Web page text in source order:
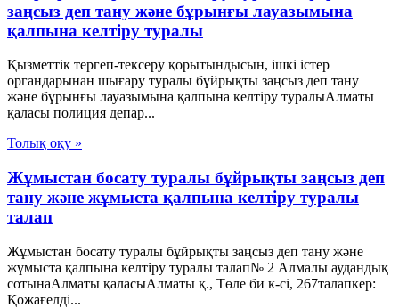
заңсыз деп тану және бұрынғы лауазымына
қалпына келтіру туралы
Қызметтік тергеп-тексеру қорытындысын, ішкі істер
органдарынан шығару туралы бұйрықты заңсыз деп тану
және бұрынғы лауазымына қалпына келтіру туралыАлматы
қаласы полиция депар...
Толық оқу »
Жұмыстан босату туралы бұйрықты заңсыз деп
тану және жұмыста қалпына келтіру туралы
талап
Жұмыстан босату туралы бұйрықты заңсыз деп тану және
жұмыста қалпына келтіру туралы талап№ 2 Алмалы аудандық
сотынаАлматы қаласыАлматы қ., Төле би к-сі, 267талапкер:
Қожағелді...